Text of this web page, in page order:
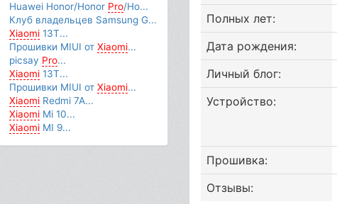
Huawei Honor/Honor Pro/Ho...
Клуб владельцев Samsung G...
Xiaomi13T...
Прошивки MIUI от Xiaomi...
picsay Pro...
Xiaomi13T...
Прошивки MIUI от Xiaomi...
XiaomiRedmi 7A...
XiaomiMi 10...
XiaomiMI 9...
Полных лет:
Дата рождения:
Личный блог:
Устройство:
Прошивка:
Отзывы: